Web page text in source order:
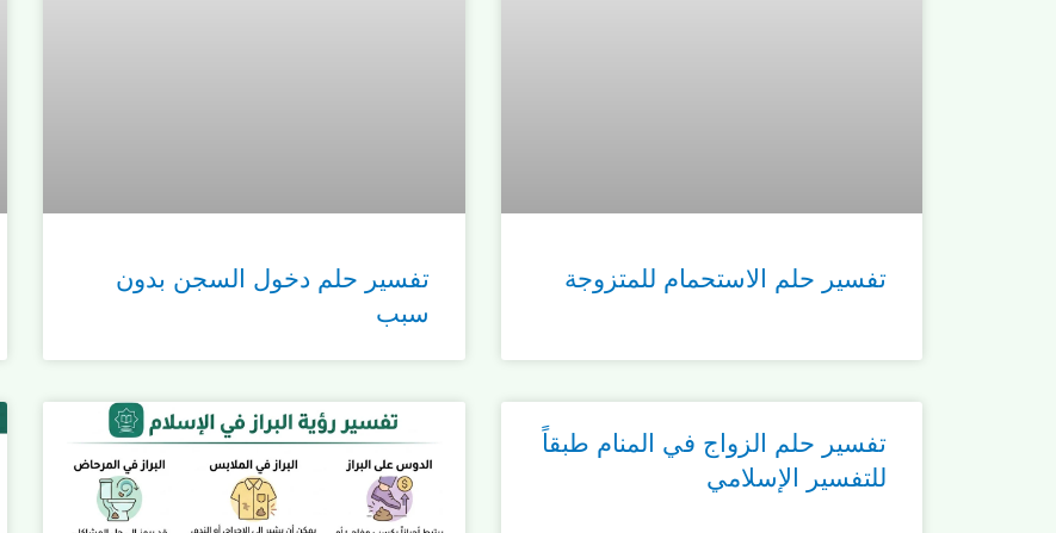
تفسير حلم الاستحمام للمتزوجة
تفسير حلم دخول السجن بدون
سبب
تفسير حلم الزواج في المنام طبقاً
للتفسير الإسلامي